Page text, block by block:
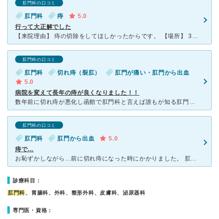
肛門科の口コミ
肛門科 痔
5.0
行って大正解でした
【来院理由】 痔の切除をしてほしかったからです。 【場所】 347号線沿いのツルハドラッグ美原店とガソリンスタンドの間の道を直進すると右手にありました。分かりやすかったです。 【受付】
肛門科の口コミ
肛門科 切れ痔（裂肛）
肛門が痛い・肛門から出血
5.0
病院を変えて長年の痔が良くなりました！！
数年前に切れ痔が悪化し函館で肛門科と言えば誰もが知る肛門科に通院してました。 ですが、先生の対応が悪くて病院に行くのをやめました。 そして、こちらの病院へ・・・。 診察してくれた方は
肛門科の口コミ
肛門科 肛門から出血
5.0
痔で…
お恥ずかしながら…前に切れ痔になった時にかかりました。 肛門の中の切れ痔だったみたいで、トイレに行った時血が沢山でてきて慌ててかかりました。 その時初めて行ったのですか、小さな顕微鏡みたいなのを肛
診療科目：
肛門科 、胃腸科、外科、整形外科、皮膚科、泌尿器科
専門医・資格：